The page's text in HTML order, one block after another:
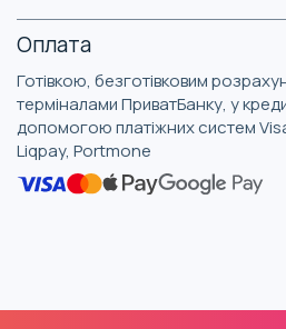
Оплата
Готівкою, безготівковим
терміналами ПриватБанку, у
допомогою платіжних систем
Liqpay, Portmone